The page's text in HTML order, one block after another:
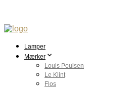
Lamper
Mærker
Louis Poulsen
Le Klint
Flos